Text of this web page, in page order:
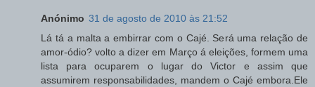
Anónimo 31 de agosto de 2010 às 21:52
Lá tá a malta a embirrar com o Cajé. Será uma relação de
amor-ódio? volto a dizer em Março á eleições, formem uma
lista para ocuparem o lugar do Victor e assim que
assumirem responsabilidades, mandem o Cajé embora.Ele